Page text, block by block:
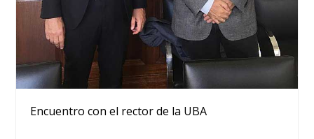
Encuentro con el rector de la UBA